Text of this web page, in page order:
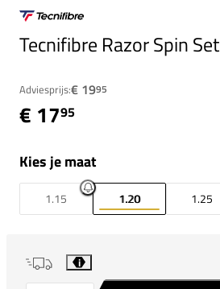
Tecnifibre Razor Spin Set
Adviesprijs:€ 1995
€ 1795
Kies je maat
1.15 1.20 1.25
i